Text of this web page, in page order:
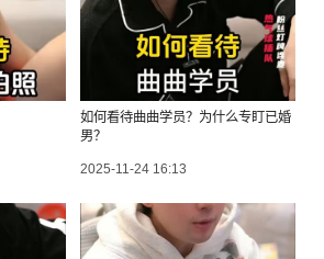
如何看待曲曲学员？为什么专盯已婚
男？
2025-11-24 16:13